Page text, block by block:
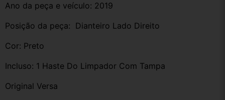
Ano da peça e veículo: 2019
Posição da peça:  Dianteiro Lado Direito
Cor: Preto
Incluso: 1 Haste Do Limpador Com Tampa
Original Versa